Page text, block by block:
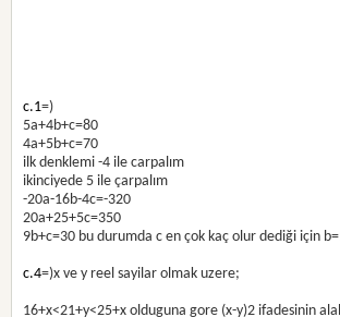
c.1=)
5a+4b+c=80
4a+5b+c=70
ilk denklemi -4 ile carpalım
ikinciyede 5 ile çarpalım
-20a-16b-4c=-320
20a+25+5c=350
9b+c=30 bu durumda c en çok kaç olur dediği için
c.4=)x ve y reel sayilar olmak uzere;
16+x<21+y<25+x olduguna gore (x-y)2 ifadesinin